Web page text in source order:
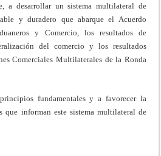
a desarrollar un sistema multilateral de
y duradero que abarque el Acuerdo
y Comercio, los resultados de
del comercio y los resultados
Comerciales Multilaterales de la Ronda
fundamentales y a favorecer la
que informan este sistema multilateral de